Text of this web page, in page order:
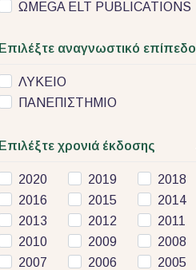
ΩMEGA ELT PUBLICATIONS
Επιλέξτε αναγνωστικό επίπεδο
ΛΥΚΕΙΟ
ΠΑΝΕΠΙΣΤΗΜΙΟ
Επιλέξτε χρονιά έκδοσης
2020 2019
2018
2016
2015
2014
2013
2012
2011
2010
2009
2008
2007
2006
2005